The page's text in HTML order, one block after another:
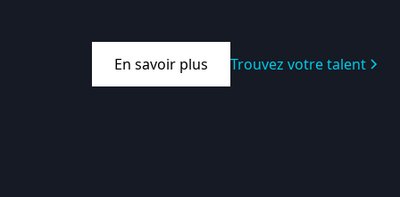
En savoir plus Trouvez votre talent